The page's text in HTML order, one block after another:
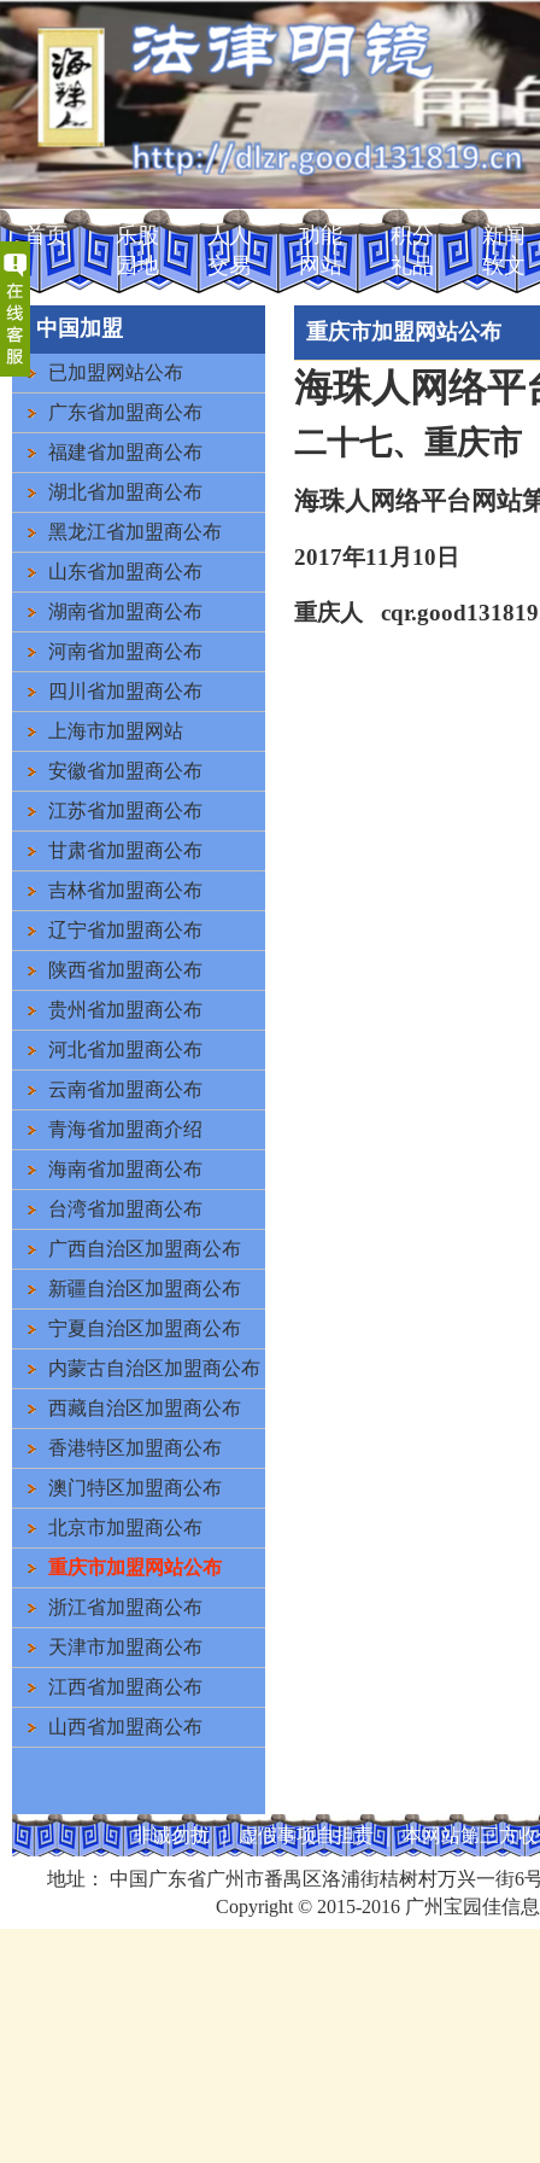
首页
乐股
园地
人人
交易
功能
网站
积分
礼品
新闻
软文
中国加盟
已加盟网站公布
广东省加盟商公布
福建省加盟商公布
湖北省加盟商公布
黑龙江省加盟商公布
山东省加盟商公布
湖南省加盟商公布
河南省加盟商公布
四川省加盟商公布
上海市加盟网站
安徽省加盟商公布
江苏省加盟商公布
甘肃省加盟商公布
吉林省加盟商公布
辽宁省加盟商公布
陕西省加盟商公布
贵州省加盟商公布
河北省加盟商公布
云南省加盟商公布
青海省加盟商介绍
海南省加盟商公布
台湾省加盟商公布
广西自治区加盟商公布
新疆自治区加盟商公布
宁夏自治区加盟商公布
内蒙古自治区加盟商公布
西藏自治区加盟商公布
香港特区加盟商公布
澳门特区加盟商公布
北京市加盟商公布
重庆市加盟网站公布
浙江省加盟商公布
天津市加盟商公布
江西省加盟商公布
山西省加盟商公布
重庆市加盟网站公布
海珠人网络平
二十七、 重庆市
海珠人网络平台网站
2017年11 月 10 日
重庆人 cqr
非诚勿扰 ｜ 虚假事项自担责 ｜ 本网站第三方
地址： 中国广东省广州市番禺区洛浦街桔树村万兴一街6
Copyright © 2015-2016 广州宝园佳信
客户服务热线
(8620)34704725